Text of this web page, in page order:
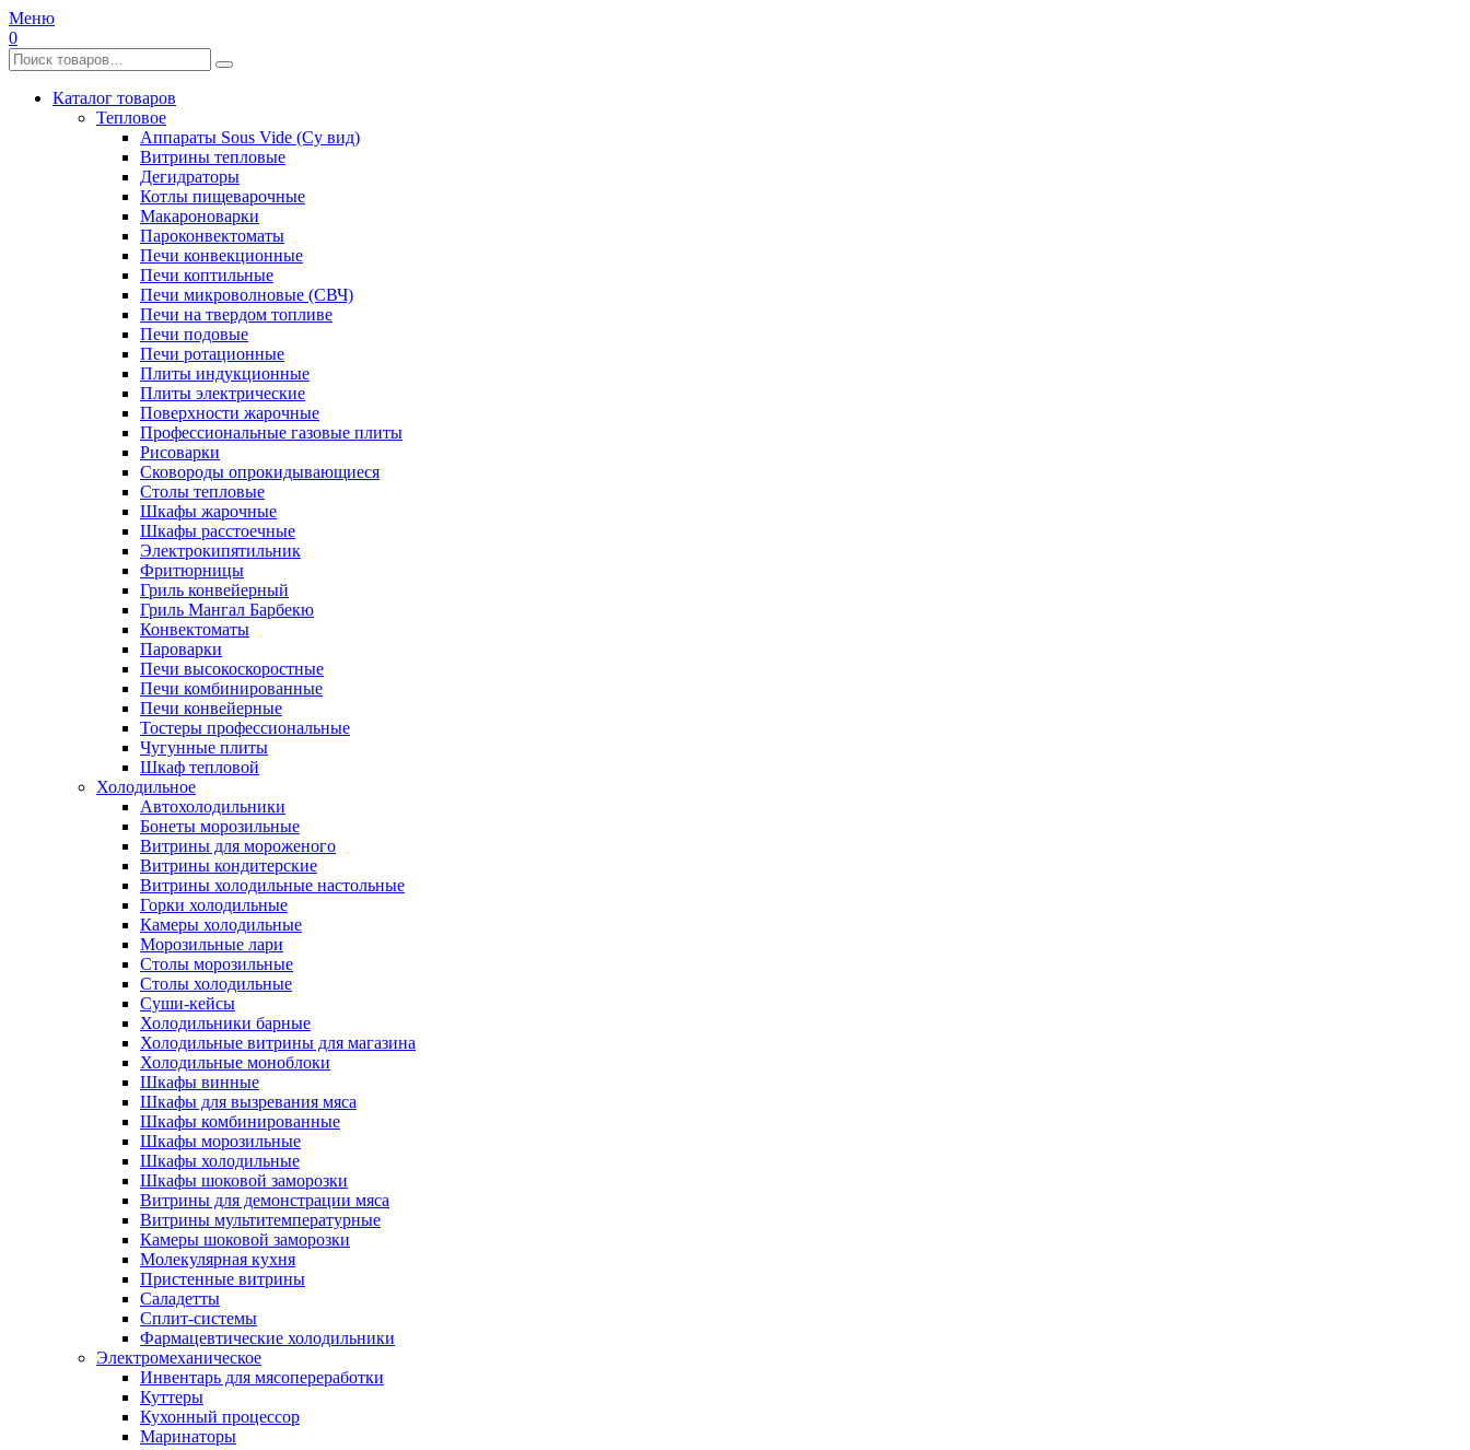
Меню
0
Каталог товаров
Тепловое
Аппараты Sous Vide (Су вид)
Витрины тепловые
Дегидраторы
Котлы пищеварочные
Макароноварки
Пароконвектоматы
Печи конвекционные
Печи коптильные
Печи микроволновые (СВЧ)
Печи на твердом топливе
Печи подовые
Печи ротационные
Плиты индукционные
Плиты электрические
Поверхности жарочные
Профессиональные газовые плиты
Рисоварки
Сковороды опрокидывающиеся
Столы тепловые
Шкафы жарочные
Шкафы расстоечные
Электрокипятильник
Фритюрницы
Гриль конвейерный
Гриль Мангал Барбекю
Конвектоматы
Пароварки
Печи высокоскоростные
Печи комбинированные
Печи конвейерные
Тостеры профессиональные
Чугунные плиты
Шкаф тепловой
Холодильное
Автохолодильники
Бонеты морозильные
Витрины для мороженого
Витрины кондитерские
Витрины холодильные настольные
Горки холодильные
Камеры холодильные
Морозильные лари
Столы морозильные
Столы холодильные
Суши-кейсы
Холодильники барные
Холодильные витрины для магазина
Холодильные моноблоки
Шкафы винные
Шкафы для вызревания мяса
Шкафы комбинированные
Шкафы морозильные
Шкафы холодильные
Шкафы шоковой заморозки
Витрины для демонстрации мяса
Витрины мультитемпературные
Камеры шоковой заморозки
Молекулярная кухня
Пристенные витрины
Саладетты
Сплит-системы
Фармацевтические холодильники
Электромеханическое
Инвентарь для мясопереработки
Куттеры
Кухонный процессор
Маринаторы